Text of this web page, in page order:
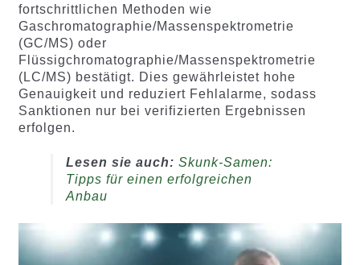
fortschrittlichen Methoden wie
Gaschromatographie/Massenspektrometrie
(GC/MS) oder
Flüssigchromatographie/Massenspektrometrie
(LC/MS) bestätigt. Dies gewährleistet hohe
Genauigkeit und reduziert Fehlalarme, sodass
Sanktionen nur bei verifizierten Ergebnissen
erfolgen.
Lesen sie auch: Skunk-Samen:
Tipps für einen erfolgreichen
Anbau